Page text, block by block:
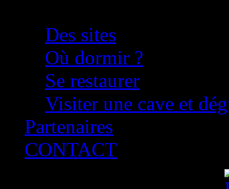
Des sites
Où dormir ?
Se restaurer
Visiter une cave et
Partenaires
CONTACT